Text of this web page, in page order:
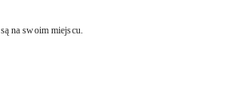
są na swoim miejscu.